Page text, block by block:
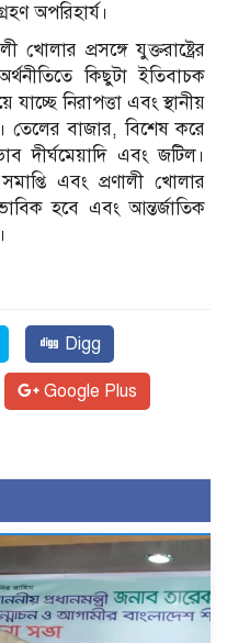
অপরিহার্য।
প্রসঙ্গে যুক্তরাষ্ট্রের
কিছুটা ইতিবাচক
নিরাপত্তা এবং স্থানীয়
তেলের বাজার, বিশেষ করে
দীর্ঘমেয়াদি এবং জটিল।
এবং প্রণালী খোলার
হবে এবং আন্তর্জাতিক
Digg
Google Plus